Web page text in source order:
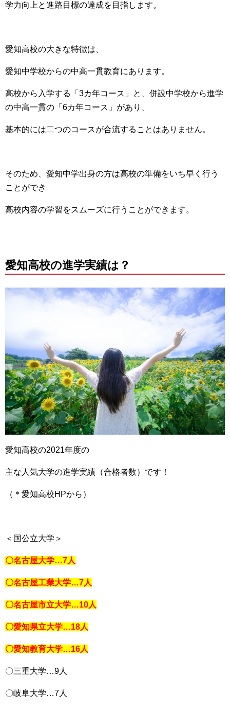
学力向上と進路目標の達成を目指します。
愛知高校の大きな特徴は、
愛知中学校からの中高一貫教育にあります。
高校から入学する「3カ年コース」と、併設中学校から進学
の中高一貫の「6カ年コース」があり、
基本的には二つのコースが合流することはありません。
そのため、愛知中学出身の方は高校の準備をいち早く行う
ことができ
高校内容の学習をスムーズに行うことができます。
愛知高校の進学実績は？
愛知高校の2021年度の
主な人気大学の進学実績（合格者数）です！
（＊愛知高校HPから）
＜国公立大学＞
〇名古屋大学…7人
〇名古屋工業大学…7人
〇名古屋市立大学…10人
〇愛知県立大学…18人
〇愛知教育大学…16人
〇三重大学…9人
〇岐阜大学…7人